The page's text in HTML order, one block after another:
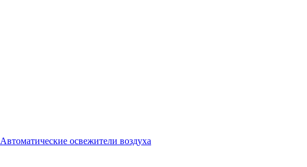
Автоматические освежители воздуха